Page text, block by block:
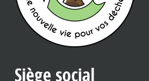
Siège social